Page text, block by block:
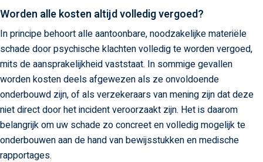
Worden alle kosten altijd volledig vergoed?
In principe behoort alle aantoonbare, noodzakelijke materiële
schade door psychische klachten volledig te worden vergoed,
mits de aansprakelijkheid vaststaat. In sommige gevallen
worden kosten deels afgewezen als ze onvoldoende
onderbouwd zijn, of als verzekeraars van mening zijn dat deze
niet direct door het incident veroorzaakt zijn. Het is daarom
belangrijk om uw schade zo concreet en volledig mogelijk te
onderbouwen aan de hand van bewijsstukken en medische
rapportages.